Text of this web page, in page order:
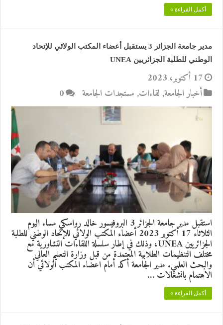
أكمل القراءة »
مدير جامعة الجزائر 3 يستقبل أعضاء المكتب الولائي للإتحاد
الوطني للطلبة الجزائريين UNEA
17 أكتوبر، 2023
أخبار الجامعة, لقاءات, مستجدات الجامعة 0
استقبل مدير جامعة الجزائر 3 البروفيسور خالد رواسكي مساء اليوم
الثلاثاء 17 أكتوبر 2023 أعضاء المكتب الولائي للإتحاد الوطني للطلبة
الجزائريين UNEA، وذلك في إطار سلسلة اللقاءات التشاورية مع
مختلف التنظيمات الطلابية المعتمدة من قبل وزارة التعليم العالي
والبحث العلمي. مدير الجامعة أكد أمام اعضاء المكتب الولائي أن
الاهتمام بانشغالات …
أكمل القراءة »